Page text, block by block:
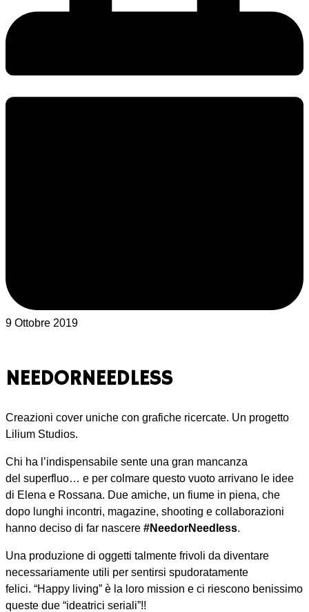
9 Ottobre 2019
NEEDORNEEDLESS
Creazioni cover uniche con grafiche ricercate. Un progetto
Lilium Studios.
Chi ha l’indispensabile sente una gran mancanza
del superfluo… e per colmare questo vuoto arrivano le idee
di Elena e Rossana. Due amiche, un fiume in piena, che
dopo lunghi incontri, magazine, shooting e collaborazioni
hanno deciso di far nascere #NeedorNeedless.
Una produzione di oggetti talmente frivoli da diventare
necessariamente utili per sentirsi spudoratamente
felici. “Happy living” è la loro mission e ci riescono benissimo
queste due “ideatrici seriali”!!